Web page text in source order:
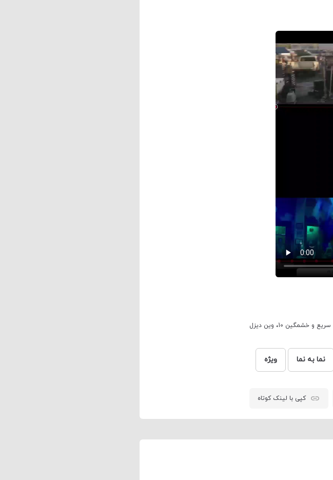
سریع و خشمگین 10 ، وین دیزل
نما به نما ویژه
کپی با لینک کوتاه